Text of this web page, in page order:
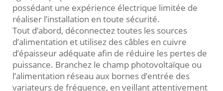
possédant une expérience électrique limitée de
réaliser l’installation en toute sécurité.
Tout d’abord, déconnectez toutes les sources
d’alimentation et utilisez des câbles en cuivre
d’épaisseur adéquate afin de réduire les pertes de
puissance. Branchez le champ photovoltaïque ou
l’alimentation réseau aux bornes d’entrée des
variateurs de fréquence, en veillant attentivement